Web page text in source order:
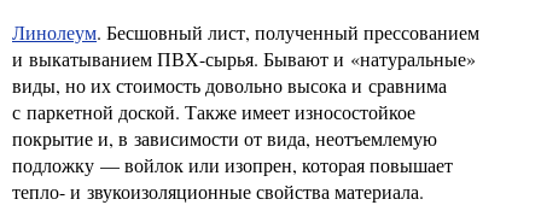
Линолеум. Бесшовный лист, полученный прессованием
и выкатыванием ПВХ-сырья. Бывают и «натуральные»
виды, но их стоимость довольно высока и сравнима
с паркетной доской. Также имеет износостойкое
покрытие и, в зависимости от вида, неотъемлемую
подложку — войлок или изопрен, которая повышает
тепло- и звукоизоляционные свойства материала.